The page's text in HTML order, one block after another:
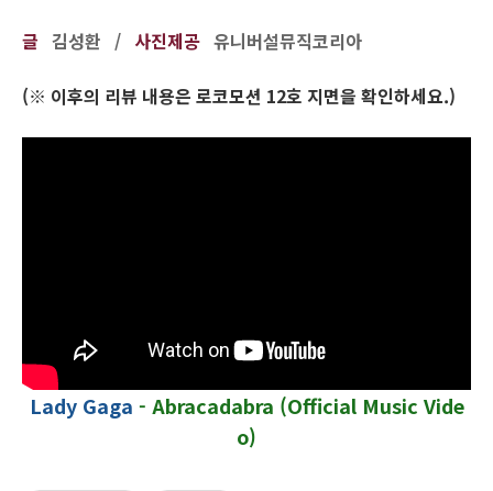
글 김성환 / 사진제공 유니버설뮤직코리아
(※ 이후의 리뷰 내용은 로코모션 12호 지면을 확인하세요.)
Lady Gaga - Abracadabra (Official Music Vide
o)